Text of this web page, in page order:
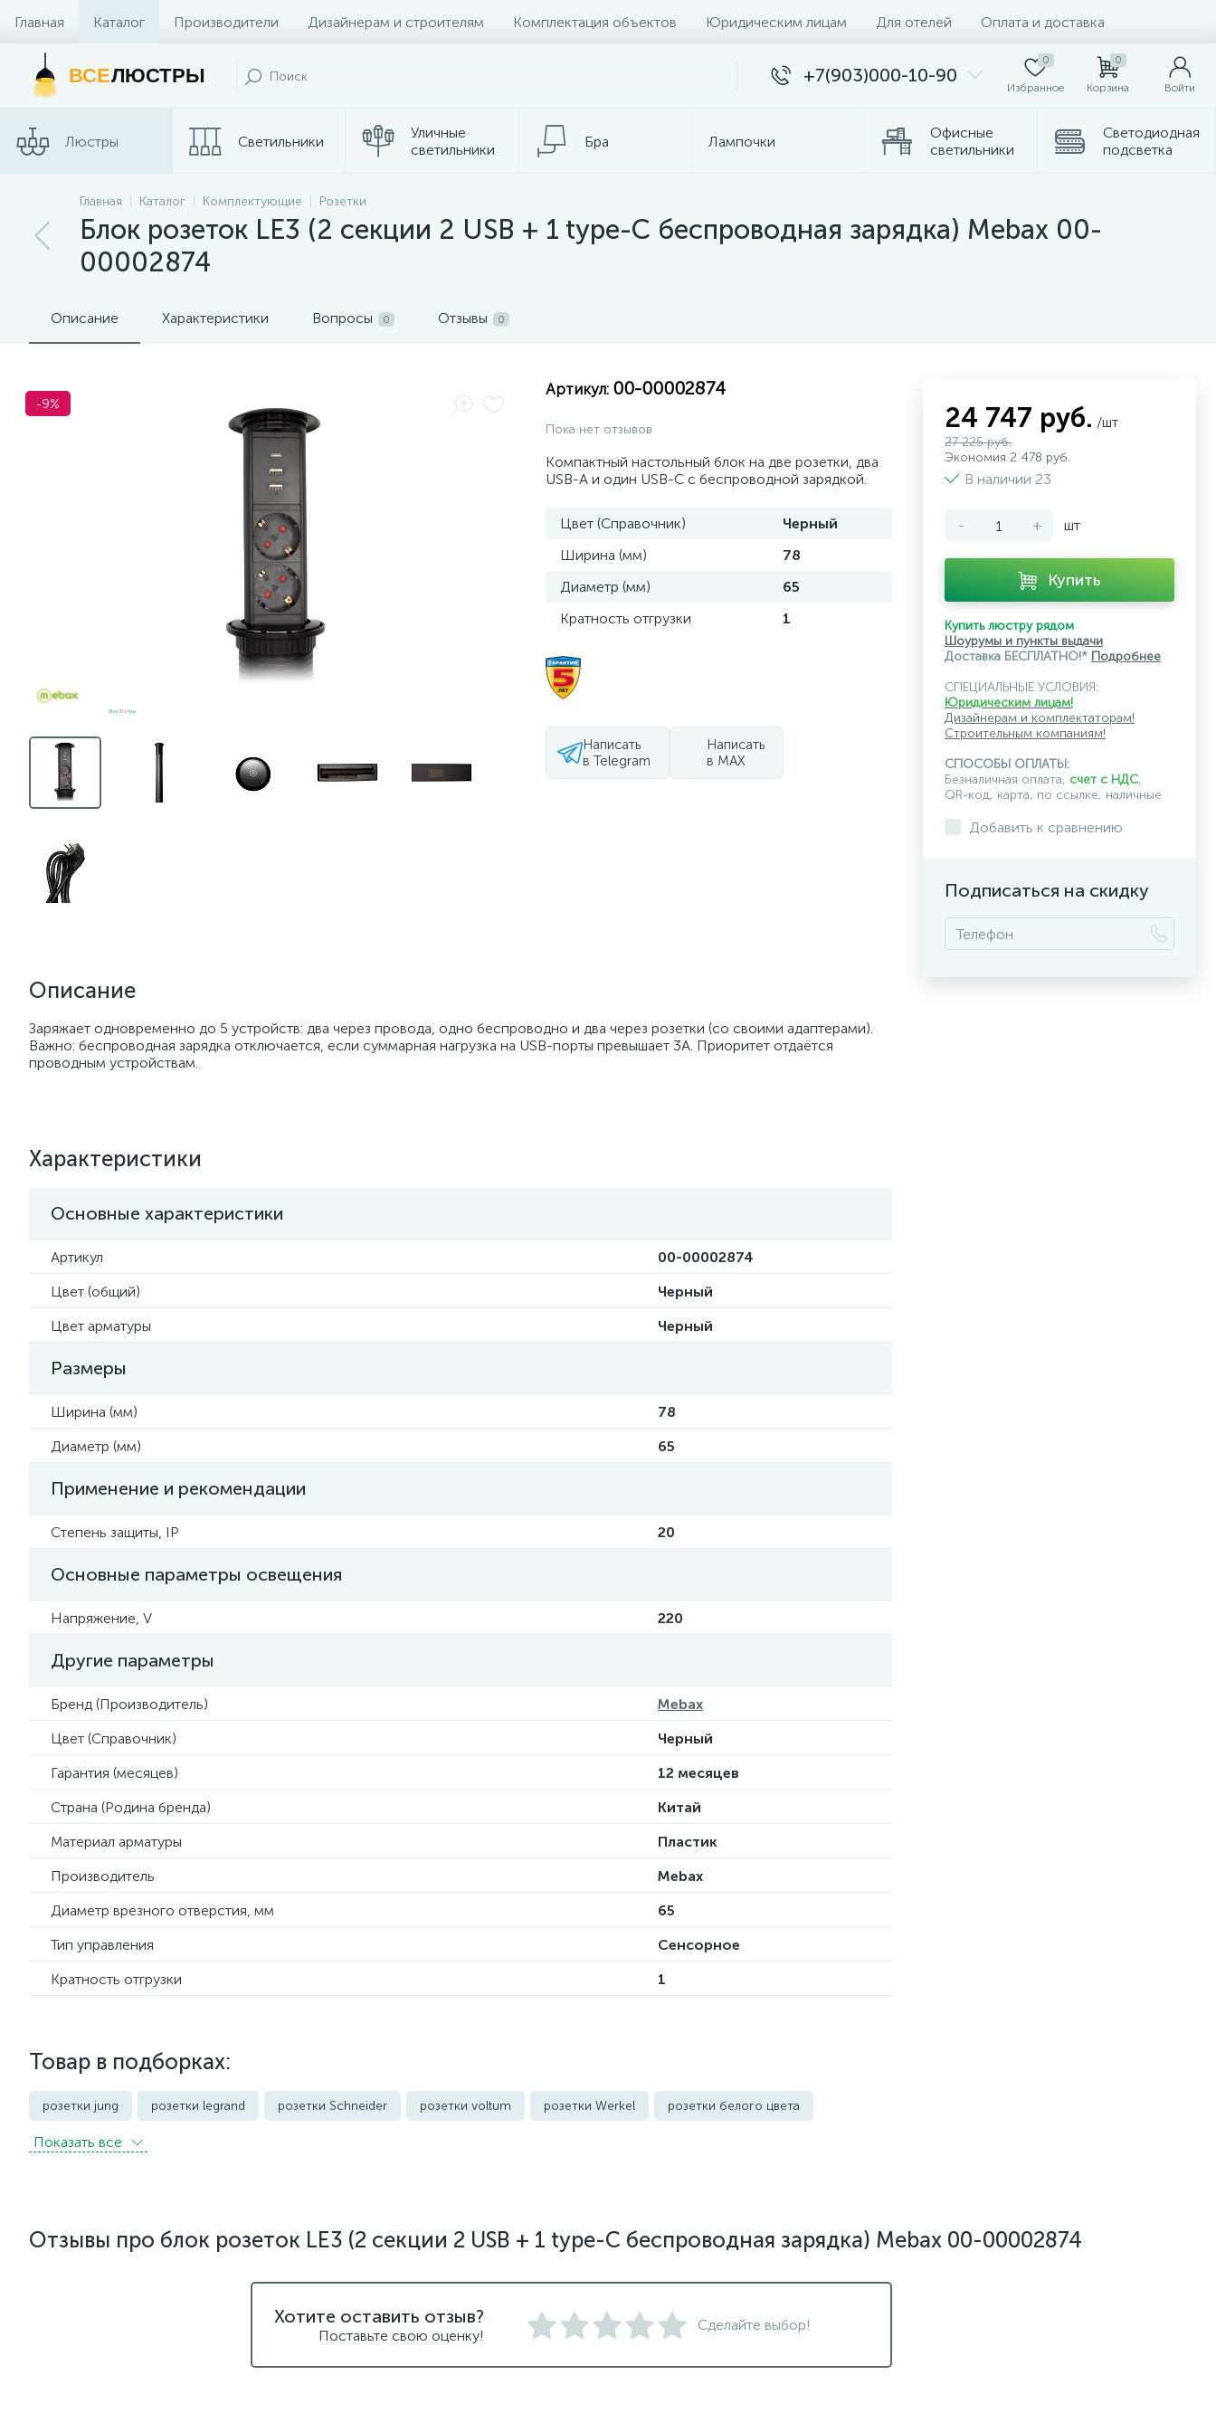
Главная Каталог Производители Дизайнерам и строителям Комплектация объектов Юридическим лицам Для отелей Оплата и доставка
Контакты и Магазины
ВСЕЛЮСТРЫ +7(903)000-10-90
0
Избранное
0
Корзина Войти
Люстры Светильники
Уличные
светильники
Бра Лампочки
Офисные
светильники
Светодиодная
подсветка
Споты
Трековые
системы
Главная Каталог Комплектующие Розетки
Блок розеток LE3 (2 секции 2 USB + 1 type-C беспроводная зарядка) Mebax 00-
00002874
Описание Характеристики Вопросы 0 Отзывы 0
-9%
Артикул: 00-00002874
Пока нет отзывов
Компактный настольный блок на две розетки, два
USB-A и один USB-C с беспроводной зарядкой.
Цвет (Справочник)
Черный
Ширина (мм)
78
Диаметр (мм)
65
Кратность отгрузки
1
Написать
в Telegram
Написать
в MAX
Описание
Заряжает одновременно до 5 устройств: два через провода, одно беспроводно и два через розетки (со своими адаптерами).
Важно: беспроводная зарядка отключается, если суммарная нагрузка на USB-порты превышает 3А. Приоритет отдаётся
проводным устройствам.
Характеристики
Основные характеристики
Артикул
00-00002874
Цвет (общий)
Черный
Цвет арматуры
Черный
Размеры
Ширина (мм)
78
Диаметр (мм)
65
Применение и рекомендации
Степень защиты, IP 20
Основные параметры освещения
Напряжение, V 220
Другие параметры
Бренд (Производитель)
Mebax
Цвет (Справочник)
Черный
Гарантия (месяцев)
12 месяцев
Страна (Родина бренда)
Китай
Материал арматуры
Пластик
Производитель
Mebax
Диаметр врезного отверстия, мм
65
Тип управления
Сенсорное
Кратность отгрузки
1
Товар в подборках:
розетки jung розетки legrand розетки Schneider розетки voltum розетки Werkel розетки белого цвета
розетки с защитой от влаги IP44 и выше
Показать всe
24 747 руб. /шт
27 225 руб.
Экономия 2 478 руб.
В наличии 23
- + шт
Купить
Купить люстру рядом
Шоурумы и пункты выдачи
Доставка БЕСПЛАТНО!* Подробнее
СПЕЦИАЛЬНЫЕ УСЛОВИЯ:
Юридическим лицам!
Дизайнерам и комплектаторам!
Строительным компаниям!
СПОСОБЫ ОПЛАТЫ:
Безналичная оплата, счет с НДС,
QR-код, карта, по ссылке, наличные
Добавить к сравнению
Подписаться на скидку
Отзывы про блок розеток LE3 (2 секции 2 USB + 1 type-C беспроводная зарядка) Mebax 00-00002874
Хотите оставить отзыв?
Поставьте свою оценку!
Сделайте выбор!